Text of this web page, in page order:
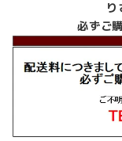
り
必ずご